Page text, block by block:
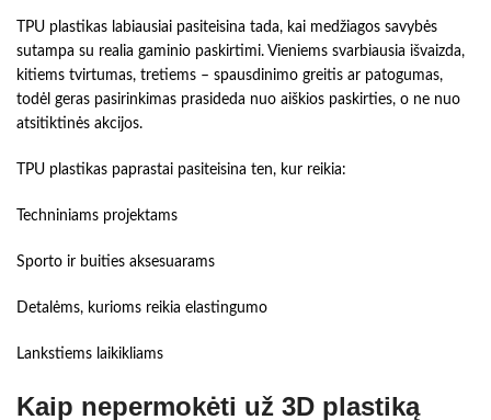
TPU plastikas labiausiai pasiteisina tada, kai medžiagos savybės
sutampa su realia gaminio paskirtimi. Vieniems svarbiausia išvaizda,
kitiems tvirtumas, tretiems – spausdinimo greitis ar patogumas,
todėl geras pasirinkimas prasideda nuo aiškios paskirties, o ne nuo
atsitiktinės akcijos.
TPU plastikas paprastai pasiteisina ten, kur reikia:
Techniniams projektams
Sporto ir buities aksesuarams
Detalėms, kurioms reikia elastingumo
Lankstiems laikikliams
Kaip nepermokėti už 3D plastiką